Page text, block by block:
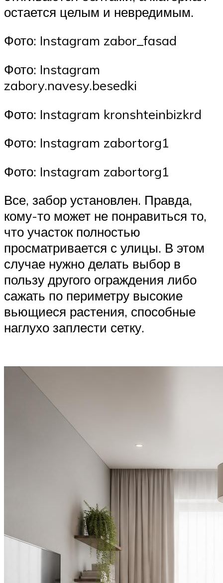
остается целым и невредимым.
Фото: Instagram zabor_fasad
Фото: Instagram
zabory.navesy.besedki
Фото: Instagram kronshteinbizkrd
Фото: Instagram zabortorg1
Фото: Instagram zabortorg1
Все, забор установлен. Правда,
кому-то может не понравиться то,
что участок полностью
просматривается с улицы. В этом
случае нужно делать выбор в
пользу другого ограждения либо
сажать по периметру высокие
вьющиеся растения, способные
наглухо заплести сетку.